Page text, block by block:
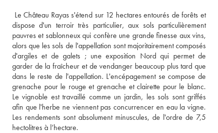
Le Château Rayas s'étend sur 12 hectares entourés de forêts et
dispose d'un terroir très particulier, aux sols particulièrement
pauvres et sablonneux qui confère une grande finesse aux vins,
alors que les sols de l'appellation sont majoritairement composés
d'argiles et de galets ; une exposition Nord qui permet de
garder de la fraîcheur et de vendanger beaucoup plus tard que
dans le reste de l'appellation. L'encépagement se compose de
grenache pour le rouge et grenache et clairette pour le blanc.
Le vignoble est travaillé comme un jardin, les sols sont griffés
afin que l'herbe ne viennent pas concurrencer en eau la vigne.
Les rendements sont absolument minuscules, de l'ordre de 7,5
hectolitres à l’hectare.